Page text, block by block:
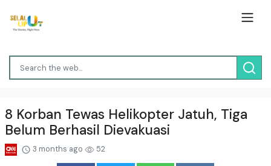
8 Korban Tewas Helikopter Jatuh, Tiga
Belum Berhasil Dievakuasi
3 months ago 52